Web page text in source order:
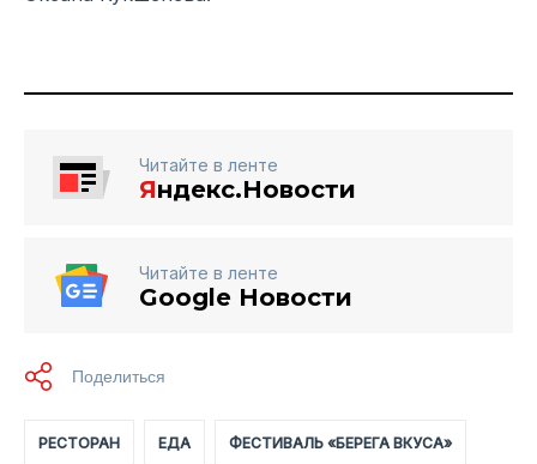
Читайте в ленте
Яндекс.Новости
Читайте в ленте
Google Новости
РЕСТОРАН ЕДА ФЕСТИВАЛЬ «БЕРЕГА ВКУСА»